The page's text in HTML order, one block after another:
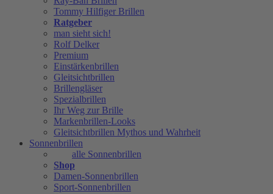
Tommy Hilfiger Brillen
Ratgeber
man sieht sich!
Rolf Delker
Premium
Einstärkenbrillen
Gleitsichtbrillen
Brillengläser
Spezialbrillen
Ihr Weg zur Brille
Markenbrillen-Looks
Gleitsichtbrillen Mythos und Wahrheit
Sonnenbrillen
alle Sonnenbrillen
Shop
Damen-Sonnenbrillen
Sport-Sonnenbrillen